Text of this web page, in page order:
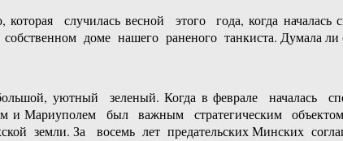
случилась весной этого года, когда
доме нашего раненого танкиста. Думала
уютный зеленый. Когда в феврале началась
и Мариуполем был важным стратегическим
земли. За восемь лет предательских Минских